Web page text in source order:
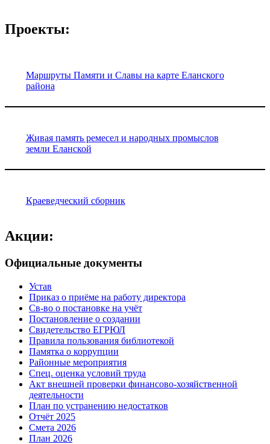
Проекты:
Маршруты Памяти и Славы на карте Еланского
района
Живая память ремесел и народных промыслов
земли Еланской
Краеведческий сборник
Акции:
Официальные документы
Устав
Приказ о приёме на работу директора
Св-во о постановке на учёт
Постановление о создании
Свидетельство ЕГРЮЛ
Правила пользования библиотекой
Памятка о коррупции
Районные мероприятия
Спец. оценка условий труда
Акт внешней проверки финансово-хозяйственной
деятельности
План по устранению недостатков
Отчёт 2025
Смета 2026
План 2026